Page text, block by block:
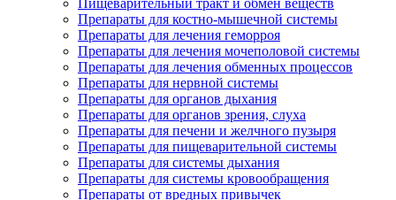
Пищеварительный тракт и обмен веществ
Препараты для костно-мышечной системы
Препараты для лечения геморроя
Препараты для лечения мочеполовой системы
Препараты для лечения обменных процессов
Препараты для нервной системы
Препараты для органов дыхания
Препараты для органов зрения, слуха
Препараты для печени и желчного пузыря
Препараты для пищеварительной системы
Препараты для системы дыхания
Препараты для системы кровообращения
Препараты от вредных привычек